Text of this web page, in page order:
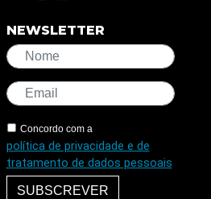
NEWSLETTER
Concordo com a
política de privacidade e de
tratamento de dados pessoais
SUBSCREVER